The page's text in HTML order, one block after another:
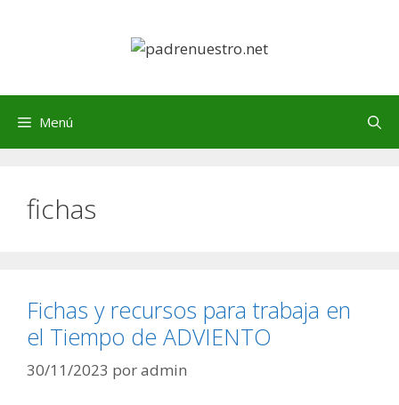
Menú
fichas
Fichas y recursos para trabaja en
el Tiempo de ADVIENTO
30/11/2023 poradmin